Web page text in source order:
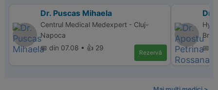
Dr. Puscas Mihaela
Centrul Medical Medexpert - Cluj-
Napoca
📅 din 07.08 • 👍 29
Rezervă
Dr.
📅